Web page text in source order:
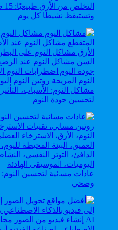
وتستيقظ نشيطًا كل يوم
مشاكل النوم: الأسباب،
لتحسين جودة النوم
عادات مسائية لتحسين
وصحي